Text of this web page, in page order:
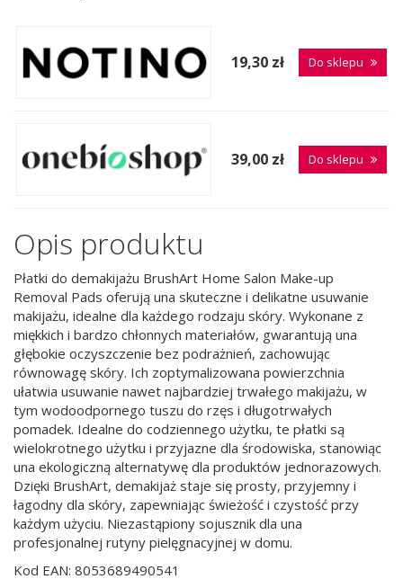
19,30 zł Do sklepu
39,00 zł Do sklepu
Opis produktu
Płatki do demakijażu BrushArt Home Salon Make-up
Removal Pads oferują una skuteczne i delikatne usuwanie
makijażu, idealne dla każdego rodzaju skóry. Wykonane z
miękkich i bardzo chłonnych materiałów, gwarantują una
głębokie oczyszczenie bez podrażnień, zachowując
równowagę skóry. Ich zoptymalizowana powierzchnia
ułatwia usuwanie nawet najbardziej trwałego makijażu, w
tym wodoodpornego tuszu do rzęs i długotrwałych
pomadek. Idealne do codziennego użytku, te płatki są
wielokrotnego użytku i przyjazne dla środowiska, stanowiąc
una ekologiczną alternatywę dla produktów jednorazowych.
Dzięki BrushArt, demakijaż staje się prosty, przyjemny i
łagodny dla skóry, zapewniając świeżość i czystość przy
każdym użyciu. Niezastąpiony sojusznik dla una
profesjonalnej rutyny pielęgnacyjnej w domu.
Kod EAN: 8053689490541